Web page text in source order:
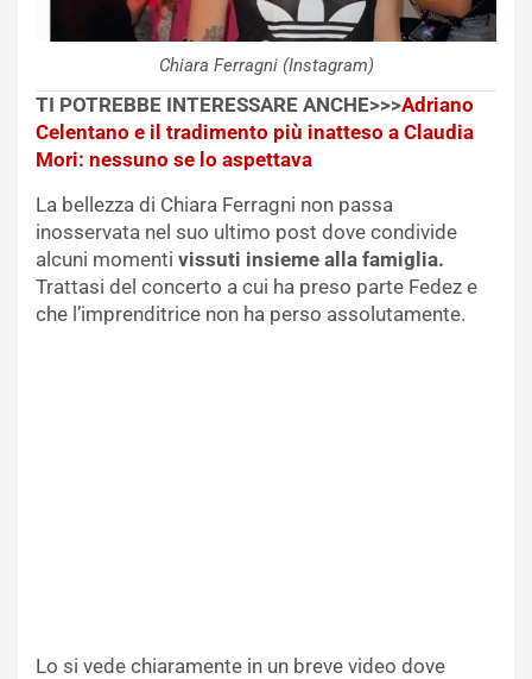
Chiara Ferragni (Instagram)
TI POTREBBE INTERESSARE ANCHE>>>Adriano
Celentano e il tradimento più inatteso a Claudia
Mori: nessuno se lo aspettava
La bellezza di Chiara Ferragni non passa
inosservata nel suo ultimo post dove condivide
alcuni momenti vissuti insieme alla famiglia.
Trattasi del concerto a cui ha preso parte Fedez e
che l’imprenditrice non ha perso assolutamente.
Lo si vede chiaramente in un breve video dove